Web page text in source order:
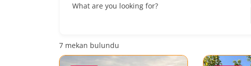
What are you looking for?
7 mekan bulundu